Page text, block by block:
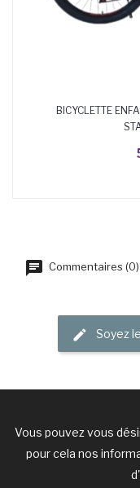
BICYCLETTE
Commentaires (0)
Soyez
Vous pouvez vous
pour cela nos